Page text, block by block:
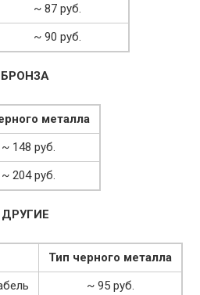
~ 87 руб.
~ 90 руб.
БРОНЗА
металла
~ 148 руб.
~ 204 руб.
ДРУГИЕ
Тип черного металла
~ 95 руб.